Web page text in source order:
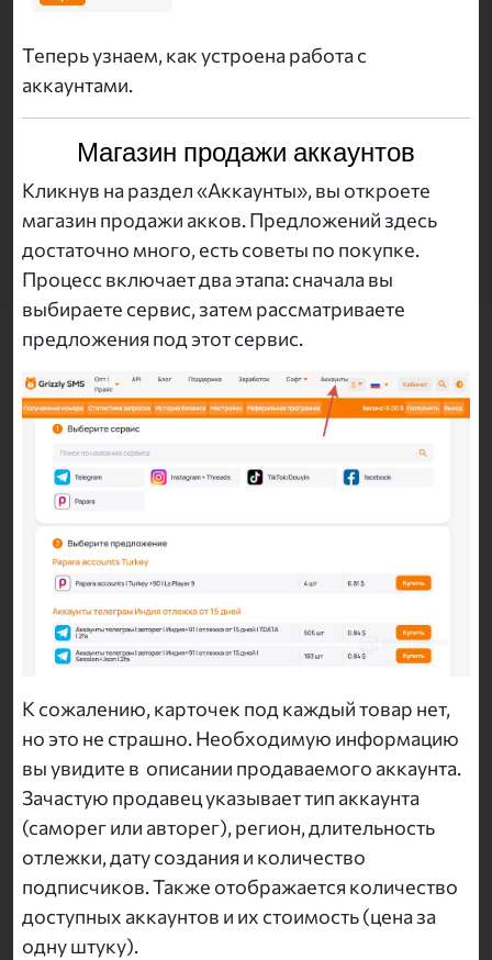
Теперь узнаем, как устроена работа с
аккаунтами.
Магазин продажи аккаунтов
Кликнув на раздел «Аккаунты», вы откроете
магазин продажи акков. Предложений здесь
достаточно много, есть советы по покупке.
Процесс включает два этапа: сначала вы
выбираете сервис, затем рассматриваете
предложения под этот сервис.
К сожалению, карточек под каждый товар нет,
но это не страшно. Необходимую информацию
вы увидите в описании продаваемого аккаунта.
Зачастую продавец указывает тип аккаунта
(саморег или авторег), регион, длительность
отлежки, дату создания и количество
подписчиков. Также отображается количество
доступных аккаунтов и их стоимость (цена за
одну штуку).